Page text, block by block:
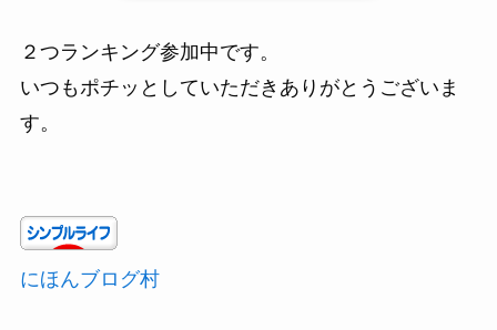
２つランキング参加中です。
いつもポチッとしていただきありがとうございま
す。
にほんブログ村